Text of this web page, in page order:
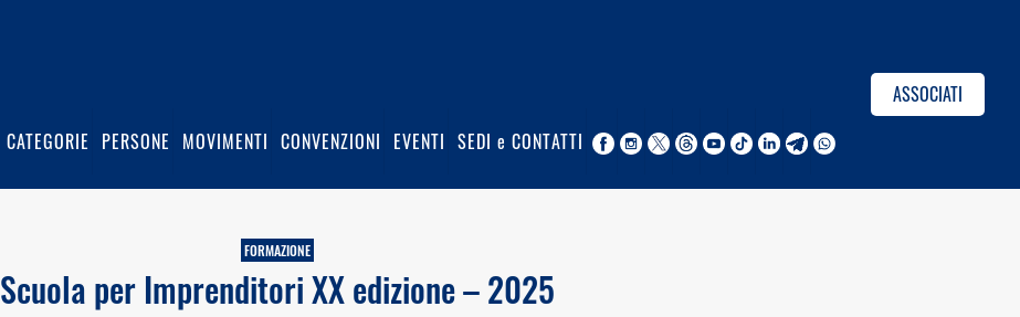
CATEGORIE PERSONE MOVIMENTI CONVENZIONI EVENTI SEDI e CONTATTI
ASSOCIATI
FORMAZIONE
Scuola per Imprenditori XX edizione – 2025